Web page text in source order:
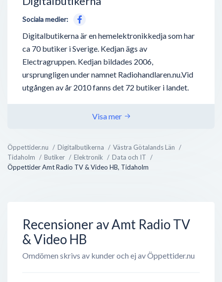
Öppettider.nu Digitalbutikerna
Västra Götalands Län
Tidaholm
Butiker Elektronik
Data och IT
Öppettider Amt Radio TV & Video HB, Tidaholm
Sociala medier:
Digitalbutikerna är en hemelektronikkedja som har
ca 70 butiker i Sverige. Kedjan ägs av
Electragruppen. Kedjan bildades 2006,
ursprungligen under namnet Radiohandlaren.nu.Vid
utgången av år 2010 fanns det 72 butiker i landet.
Visa mer
Recensioner av Amt Radio TV
& Video HB
Omdömen skrivs av kunder och ej av Öppettider.nu